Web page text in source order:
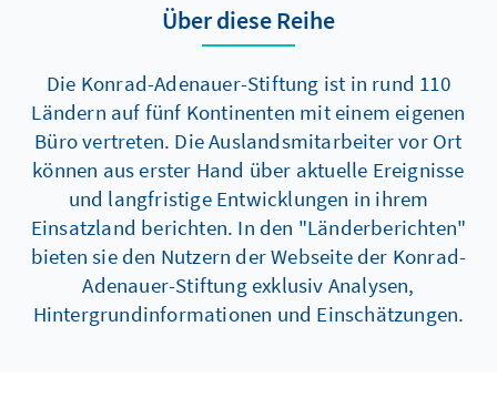
Blockade des Landes durch Generalstreiks
und Massendemonstrationen. Ein
Wendepunkt wurde im November 2018
erreicht, als die Ankündigung einer Anhebung
der Benzinsteuer die „Gelbwesten“ auf die
Kreisverkehre der französischen Provinz trieb
und die Pariser Champs- Élysées zum
vermeintlichen Schauplatz einer zweiten
„Französischen Revolution“ werden ließ.
Über diese Reihe
Die Konrad-Adenauer-Stiftung ist in rund 110
Ländern auf fünf Kontinenten mit einem eigenen
Büro vertreten. Die Auslandsmitarbeiter vor Ort
können aus erster Hand über aktuelle Ereignisse
und langfristige Entwicklungen in ihrem
Einsatzland berichten. In den "Länderberichten"
bieten sie den Nutzern der Webseite der Konrad-
Adenauer-Stiftung exklusiv Analysen,
Hintergrundinformationen und Einschätzungen.